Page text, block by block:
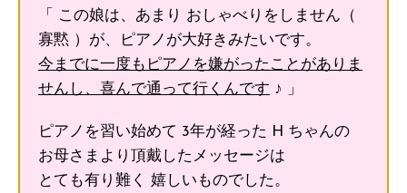
「 この娘は、あまり おしゃべりをしません（
寡黙 ）が、ピアノが大好きみたいです。
今までに一度もピアノを嫌がったことがありま
せんし、喜んで通って行くんです ♪ 」
ピアノを習い始めて 3年が経った H ちゃんの
お母さまより頂戴したメッセージは
とても有り難く 嬉しいものでした。